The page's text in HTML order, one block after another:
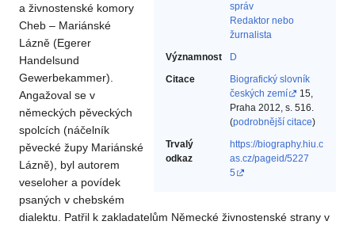
správ‎
Redaktor nebo
žurnalista‎
Významnost
D
Citace
Biografický slovník
českých zemí
15,
Praha 2012, s. 516.
(podrobnější citace)
Trvalý
odkaz
https://biography.hiu.c
as.cz/pageid/5227
5
a živnostenské komory
Cheb – Mariánské
Lázně (Egerer
Handelsund
Gewerbekammer).
Angažoval se v
německých pěveckých
spolcích (náčelník
pěvecké župy Mariánské
Lázně), byl autorem
veseloher a povídek
psaných v chebském
dialektu. Patřil k zakladatelům Německé živnostenské strany v